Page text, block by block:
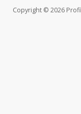
Copyright © 2026